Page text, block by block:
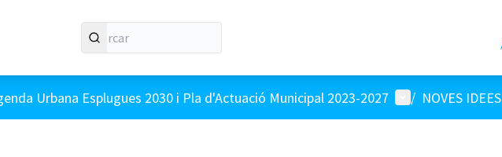
Urbana Esplugues 2030 i Pla d'Actuació Municipal 2023-2027 Menú d'usuari
/ NOVES IDEES